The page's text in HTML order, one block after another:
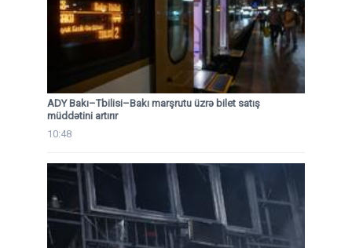
ADY Bakı–Tbilisi–Bakı marşrutu üzrə bilet satış
müddətini artırır
10:48